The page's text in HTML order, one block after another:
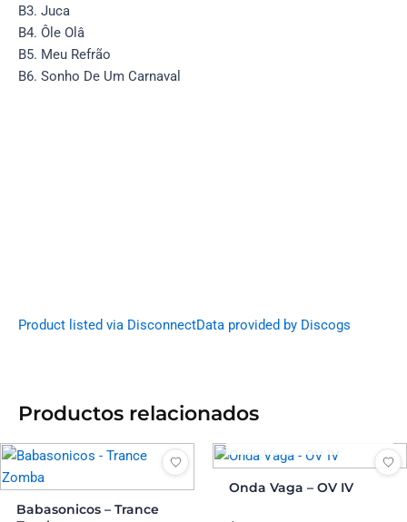
B3. Juca
B4. Ôle Olâ
B5. Meu Refrão
B6. Sonho De Um Carnaval
Product listed via DisconnectData provided by Discogs
Productos relacionados
Babasonicos – Trance
Onda Vaga – OV IV